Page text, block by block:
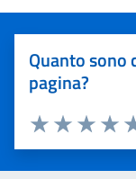
Quanto sono
pagina?
Valuta 3
Valuta 2
Valuta 1 stelle